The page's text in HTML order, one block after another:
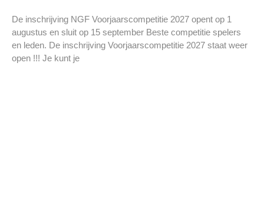
De inschrijving NGF Voorjaarscompetitie 2027 opent op 1
augustus en sluit op 15 september Beste competitie spelers
en leden. De inschrijving Voorjaarscompetitie 2027 staat weer
open !!! Je kunt je